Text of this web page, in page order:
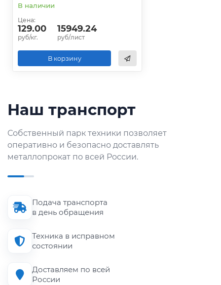
В наличии
Цена:
129.00
руб/кг.
15949.24
руб/лист
В корзину
Наш транспорт
Собственный парк техники позволяет
оперативно и безопасно доставлять
металлопрокат по всей России.
Подача транспорта
в день обращения
Техника в исправном
состоянии
Доставляем по всей
России